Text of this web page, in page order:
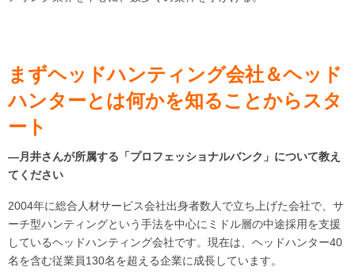
まずヘッドハンティング会社＆ヘッド
ハンターとは何かを知ることからスタ
ート
―月井さんが所属する「プロフェッショナルバンク」について教え
てください
2004年に総合人材サービス会社出身者数人で立ち上げた会社で、サ
ーチ型ハンティングという手法を中心にミドル層の中途採用を支援
しているヘッドハンティング会社です。現在は、ヘッドハンター40
名を含む従業員130名を超える企業に成長しています。